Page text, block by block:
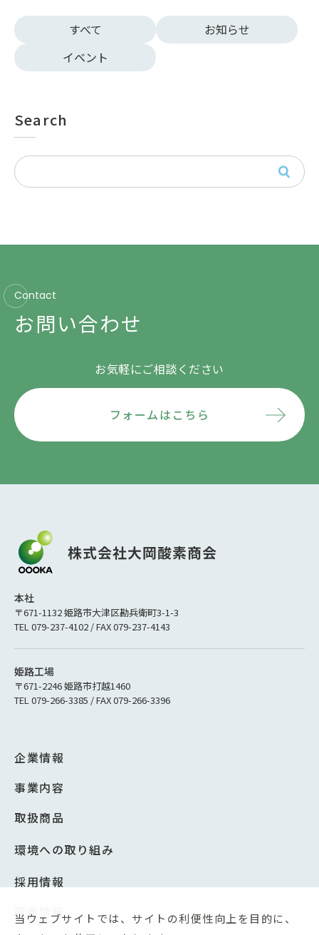
すべて
お知らせ
イベント
Search
Contact
お問い合わせ
お気軽にご相談ください
フォームはこちら
本社
〒671-1132 姫路市大津区勘兵衛町3-1-3
TEL 079-237-4102 / FAX 079-237-4143
姫路工場
〒671-2246 姫路市打越1460
TEL 079-266-3385 / FAX 079-266-3396
企業情報
事業内容
取扱商品
環境への取り組み
採用情報
新着情報
当ウェブサイトでは、サイトの利便性向上を目的に、